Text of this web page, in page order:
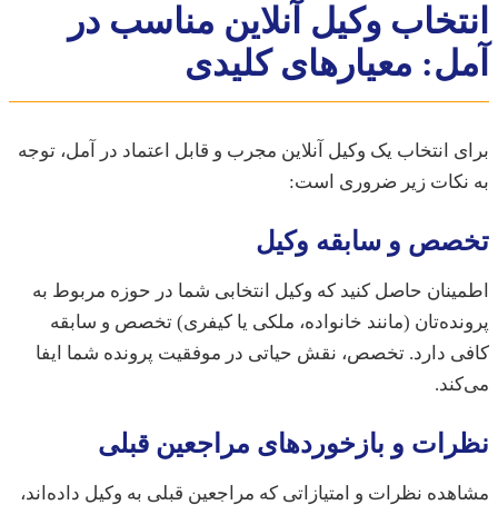
وکیل آنلاین مناسب در
معیارهای کلیدی
انتخاب یک وکیل آنلاین مجرب و قابل اعتماد در آمل، توجه
زیر ضروری است:
و سابقه وکیل
حاصل کنید که وکیل انتخابی شما در حوزه مربوط به
(مانند خانواده، ملکی یا کیفری) تخصص و سابقه
دارد. تخصص، نقش حیاتی در موفقیت پرونده شما ایفا
و بازخوردهای مراجعین قبلی
نظرات و امتیازاتی که مراجعین قبلی به وکیل داده‌اند،